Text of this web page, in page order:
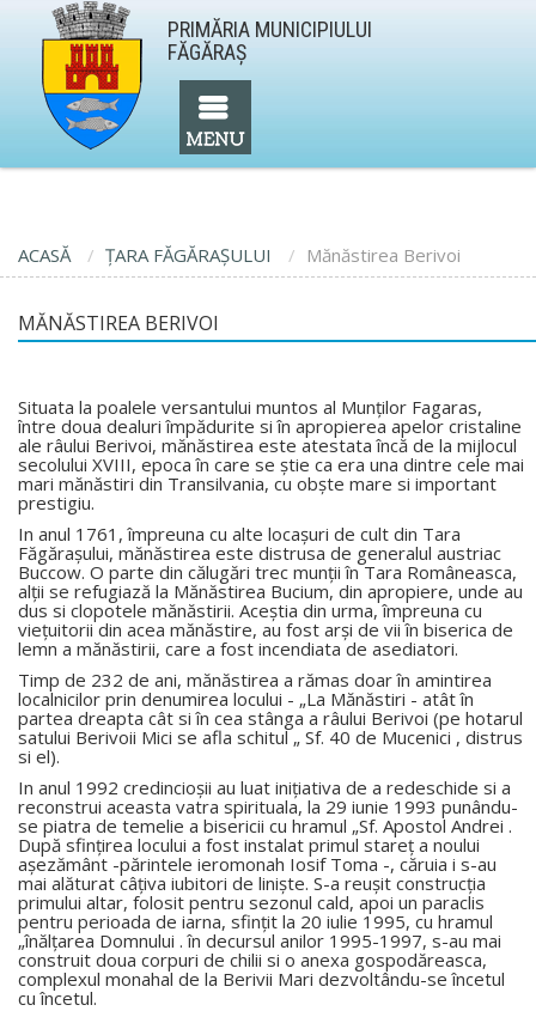
PRIMĂRIA MUNICIPIULUI
FĂGĂRAŞ
ACASĂ ŢARA FĂGĂRAŞULUI Mănăstirea Berivoi
MĂNĂSTIREA BERIVOI
Situata la poalele versantului muntos al Munţilor Fagaras,
între doua dealuri împădurite si în apropierea apelor cristaline
ale râului Berivoi, mănăstirea este atestata încă de la mijlocul
secolului XVIII, epoca în care se ştie ca era una dintre cele mai
mari mănăstiri din Transilvania, cu obşte mare si important
prestigiu.
In anul 1761, împreuna cu alte locaşuri de cult din Tara
Făgăraşului, mănăstirea este distrusa de generalul austriac
Buccow. O parte din călugări trec munţii în Tara Româneasca,
alţii se refugiază la Mănăstirea Bucium, din apropiere, unde au
dus si clopotele mănăstirii. Aceştia din urma, împreuna cu
vieţuitorii din acea mănăstire, au fost arşi de vii în biserica de
lemn a mănăstirii, care a fost incendiata de asediatori.
Timp de 232 de ani, mănăstirea a rămas doar în amintirea
localnicilor prin denumirea locului - „La Mănăstiri - atât în
partea dreapta cât si în cea stânga a râului Berivoi (pe hotarul
satului Berivoii Mici se afla schitul „ Sf. 40 de Mucenici , distrus
si el).
In anul 1992 credincioşii au luat iniţiativa de a redeschide si a
reconstrui aceasta vatra spirituala, la 29 iunie 1993 punându-
se piatra de temelie a bisericii cu hramul „Sf. Apostol Andrei .
După sfinţirea locului a fost instalat primul stareţ a noului
aşezământ -părintele ieromonah Iosif Toma -, căruia i s-au
mai alăturat câţiva iubitori de linişte. S-a reuşit construcţia
primului altar, folosit pentru sezonul cald, apoi un paraclis
pentru perioada de iarna, sfinţit la 20 iulie 1995, cu hramul
„înălţarea Domnului . în decursul anilor 1995-1997, s-au mai
construit doua corpuri de chilii si o anexa gospodăreasca,
complexul monahal de la Berivii Mari dezvoltându-se încetul
cu încetul.